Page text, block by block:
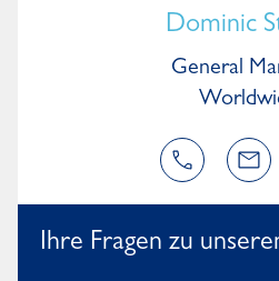
Dominic
General
Ihre Fragen zu